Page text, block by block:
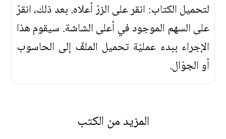
لتحميل الكتاب: انقر على الزرّ أعلاه. بعد ذلك، انقرّ
على السهم الموجود في أعلى الشاشة. سيقوم هذا
الإجراء ببدء عمليّة تحميل الملفّ إلى الحاسوب
أو الجوّال.
المزيد من الكتب